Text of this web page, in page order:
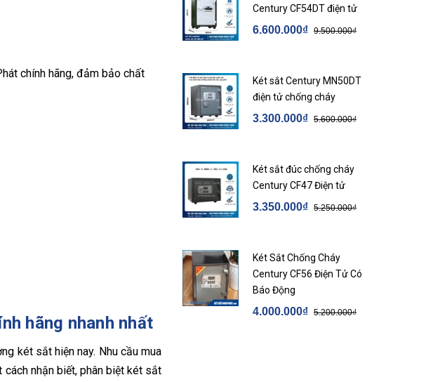
chính hãng, đảm bảo chất
hãng nhanh nhất
két sắt hiện nay. Nhu cầu mua
nhận biết, phân biệt két sắt
Century CF54DT điện tử
6.600.000₫ 9.500.000₫
Két sắt Century MN50DT
điện tử chống cháy
3.300.000₫ 5.600.000₫
Két sắt đúc chống cháy
Century CF47 Điện tử
3.350.000₫ 5.250.000₫
Két Sắt Chống Cháy
Century CF56 Điện Tử Có
Báo Động
4.000.000₫ 5.200.000₫